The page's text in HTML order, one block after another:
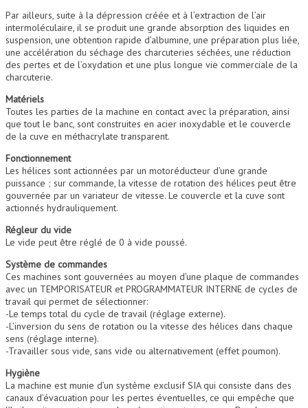
Par ailleurs, suite à la dépression créée et à l’extraction de l’air
intermoléculaire, il se produit une grande absorption des liquides en
suspension, une obtention rapide d’albumine, une préparation plus liée,
une accélération du séchage des charcuteries séchées, une réduction
des pertes et de l’oxydation et une plus longue vie commerciale de la
charcuterie.
Matériels
Toutes les parties de la machine en contact avec la préparation, ainsi
que tout le banc, sont construites en acier inoxydable et le couvercle
de la cuve en méthacrylate transparent.
Fonctionnement
Les hélices sont actionnées par un motoréducteur d’une grande
puissance ; sur commande, la vitesse de rotation des hélices peut être
gouvernée par un variateur de vitesse. Le couvercle et la cuve sont
actionnés hydrauliquement.
Régleur du vide
Le vide peut être réglé de 0 à vide poussé.
Système de commandes
Ces machines sont gouvernées au moyen d’une plaque de commandes
avec un TEMPORISATEUR et PROGRAMMATEUR INTERNE de cycles de
travail qui permet de sélectionner:
-Le temps total du cycle de travail (réglage externe).
-L’inversion du sens de rotation ou la vitesse des hélices dans chaque
sens (réglage interne).
-Travailler sous vide, sans vide ou alternativement (effet poumon).
Hygiène
La machine est munie d’un système exclusif SIA qui consiste dans des
canaux d’évacuation pour les pertes éventuelles, ce qui empêche que